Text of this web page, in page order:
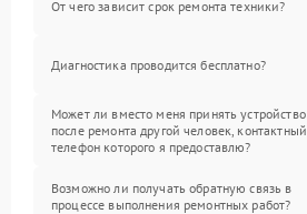
От чего зависит срок ремонта техники?
Диагностика проводится бесплатно?
Может ли вместо меня принять устройство
после ремонта другой человек, контактный
телефон которого я предоставлю?
Возможно ли получать обратную связь в
процессе выполнения ремонтных работ?